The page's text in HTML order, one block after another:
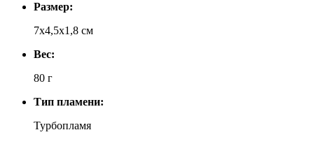
Размер:
7x4,5x1,8 см
Вес:
80 г
Тип пламени:
Турбопламя